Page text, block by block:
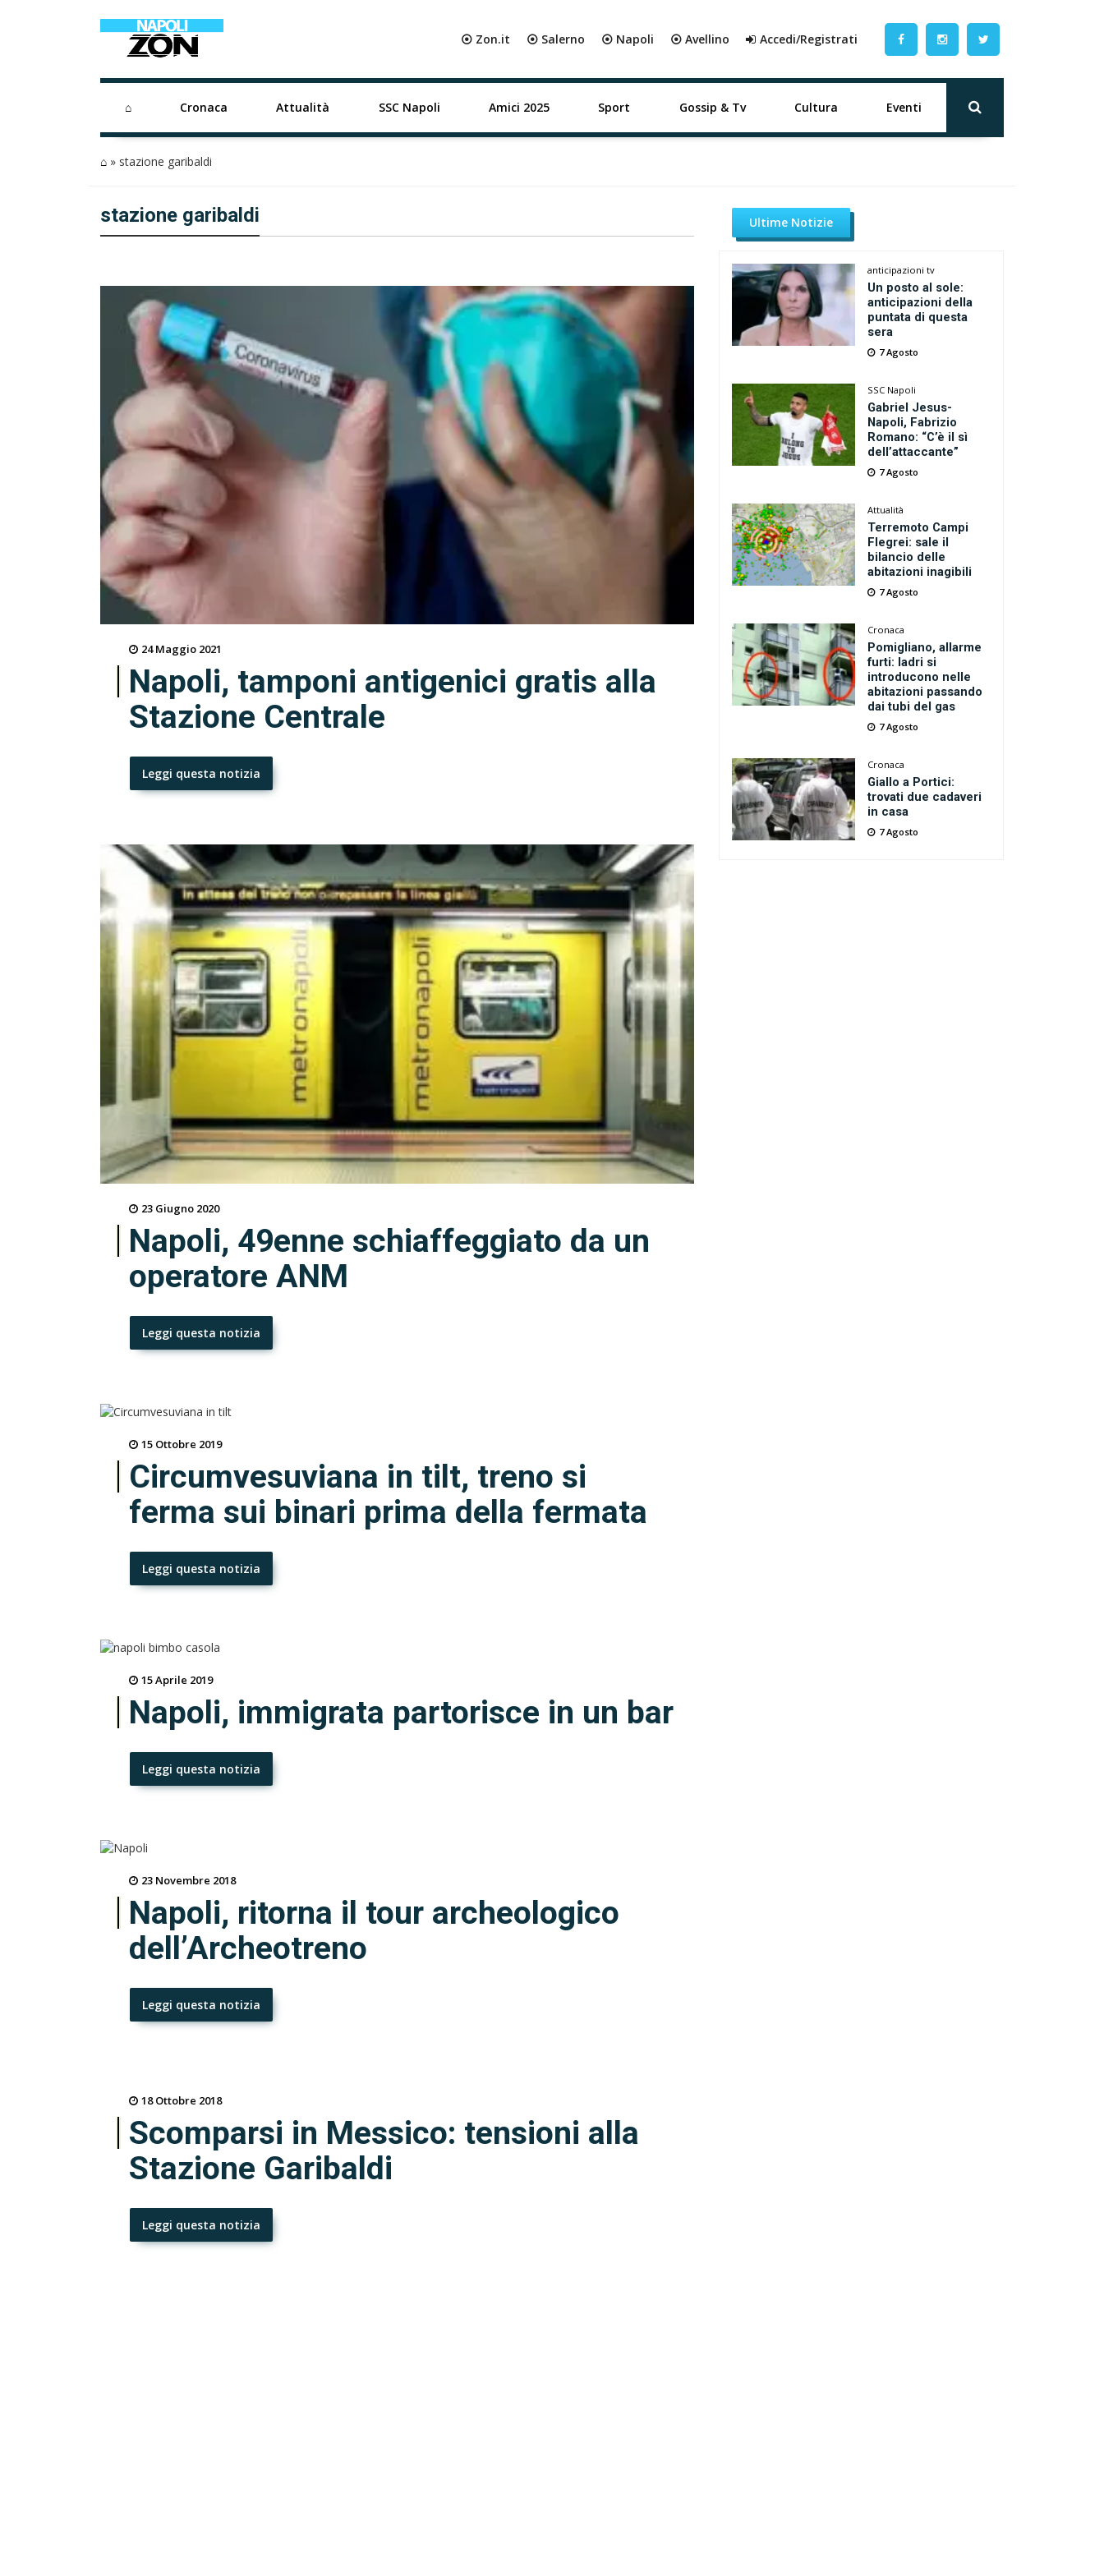
⦿ Zon.it ⦿ Salerno ⦿ Napoli ⦿ Avellino Accedi/Registrati
⌂ Cronaca Attualità SSC Napoli Amici 2025 Sport Gossip & Tv Cultura Eventi
⌂ » stazione garibaldi
stazione garibaldi
24 Maggio 2021
Napoli, tamponi antigenici gratis alla
Stazione Centrale
Leggi questa notizia
23 Giugno 2020
Napoli, 49enne schiaffeggiato da un
operatore ANM
Leggi questa notizia
15 Ottobre 2019
Circumvesuviana in tilt, treno si
ferma sui binari prima della fermata
Leggi questa notizia
15 Aprile 2019
Napoli, immigrata partorisce in un bar
Leggi questa notizia
23 Novembre 2018
Napoli, ritorna il tour archeologico
dell’Archeotreno
Leggi questa notizia
18 Ottobre 2018
Scomparsi in Messico: tensioni alla
Stazione Garibaldi
Leggi questa notizia
Ultime Notizie
anticipazioni tv
Un posto al sole:
anticipazioni della
puntata di questa
sera
7 Agosto
SSC Napoli
Gabriel Jesus-
Napoli, Fabrizio
Romano: “C’è il sì
dell’attaccante”
7 Agosto
Attualità
Terremoto Campi
Flegrei: sale il
bilancio delle
abitazioni inagibili
7 Agosto
Cronaca
Pomigliano, allarme
furti: ladri si
introducono nelle
abitazioni passando
dai tubi del gas
7 Agosto
Cronaca
Giallo a Portici:
trovati due cadaveri
in casa
7 Agosto